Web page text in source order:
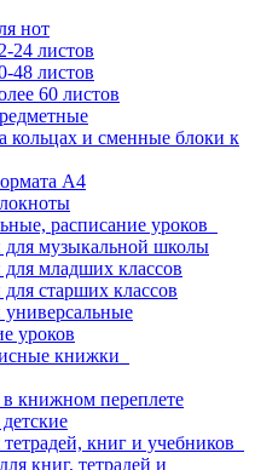
нот
24 листов
48 листов
60 листов
кольцах и сменные блоки к
А4
расписание уроков
музыкальной школы
младших классов
старших классов
уроков
книжки
книжном переплете
книг и учебников
книг, тетрадей и